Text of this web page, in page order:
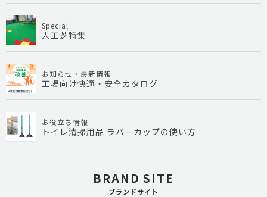
Special
人工芝特集
お知らせ・最新情報
工場向け快適・安全カタログ
お役立ち情報
トイレ清掃用品 ラバーカップの使い方
BRAND SITE
ブランドサイト